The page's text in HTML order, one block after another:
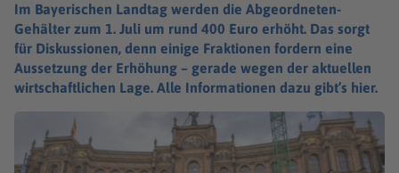
Im Bayerischen Landtag werden die Abgeordneten-
Gehälter zum 1. Juli um rund 400 Euro erhöht. Das sorgt
für Diskussionen, denn einige Fraktionen fordern eine
Aussetzung der Erhöhung – gerade wegen der aktuellen
wirtschaftlichen Lage. Alle Informationen dazu gibt’s hier.